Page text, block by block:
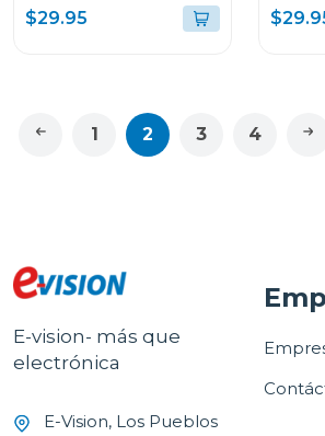
CHARGER 45W CON
SMART DISPLAY USB-C
$29.95
1 2 3 4
E-vision- más que
electrónica
E-Vision, Los Pueblos